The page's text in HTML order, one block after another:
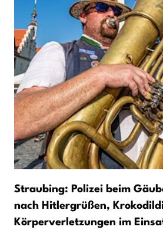
Straubing: Polizei beim
nach Hitlergrüßen,
Körperverletzungen im